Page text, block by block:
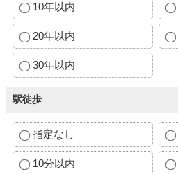
10年以内
20年以内
30年以内
駅徒歩
指定なし
10分以内